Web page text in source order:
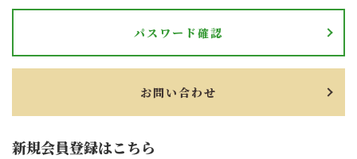
新規会員登録はこちら
パスワード確認
お問い合わせ